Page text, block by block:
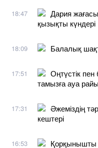
18:47
Дария
қызықты күндері
18:09 Балалық
17:51
Оңтүстік
тамызға ауа
17:31
Әжеміздің
кештері
16:53 Қорқынышты